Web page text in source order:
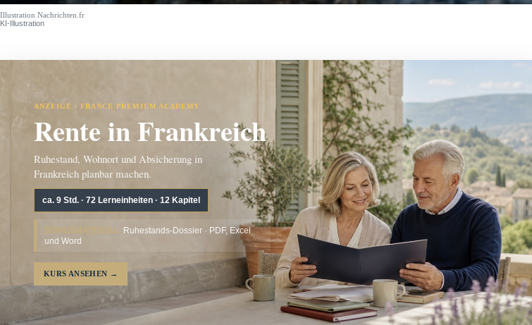
Illustration Nachrichten.fr
KI-Illustration
ANZEIGE · FRANCE PREMIUM ACADEMY
Rente in Frankreich
Ruhestand, Wohnort und Absicherung in
Frankreich planbar machen.
ca. 9 Std. · 72 Lerneinheiten · 12 Kapitel
BONUSMATERIAL: Ruhestands-Dossier · PDF, Excel
und Word
KURS ANSEHEN →